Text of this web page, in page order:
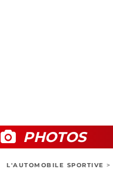
PHOTOS
L'AUTOMOBILE SPORTIVE >